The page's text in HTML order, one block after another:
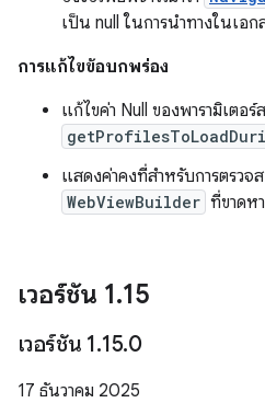
เป็น null ในการนำทางในเอ
การแก้ไขข้อบกพร่อง
แก้ไขค่า Null ของพารามิเตอร์
แสดงค่าคงที่สำหรับการตรวจ
WebViewBuilder ที่ขาดห
เวอร์ชัน 1.15
เวอร์ชัน 1.15.0
17 ธันวาคม 2025